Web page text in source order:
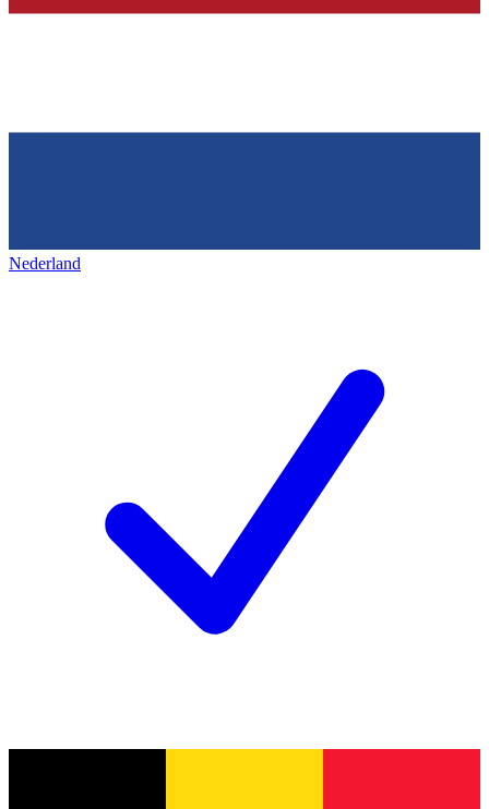
Nederland